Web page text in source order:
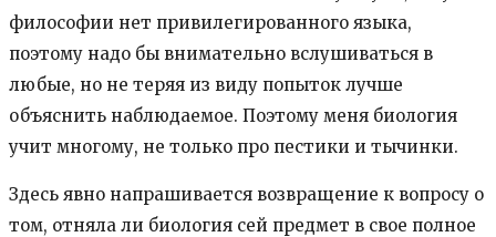
философии нет привилегированного языка,
поэтому надо бы внимательно вслушиваться в
любые, но не теряя из виду попыток лучше
объяснить наблюдаемое. Поэтому меня биология
учит многому, не только про пестики и тычинки.
Здесь явно напрашивается возвращение к вопросу о
том, отняла ли биология сей предмет в свое полное